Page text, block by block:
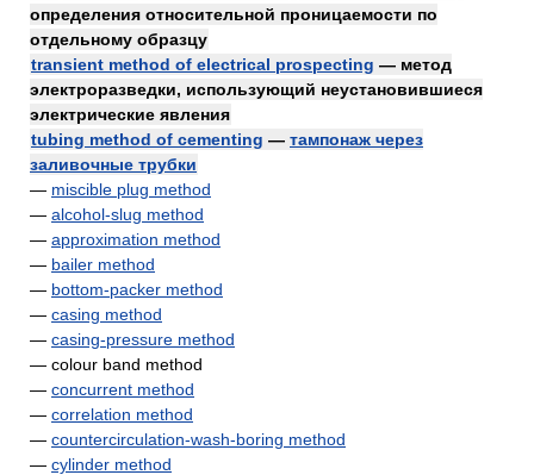
определения относительной проницаемости по
отдельному образцу
transient method of electrical prospecting — метод
электроразведки, использующий неустановившиеся
электрические явления
tubing method of cementing — тампонаж через
заливочные трубки
— miscible plug method
— alcohol-slug method
— approximation method
— bailer method
— bottom-packer method
— casing method
— casing-pressure method
— colour band method
— concurrent method
— correlation method
— countercirculation-wash-boring method
— cylinder method